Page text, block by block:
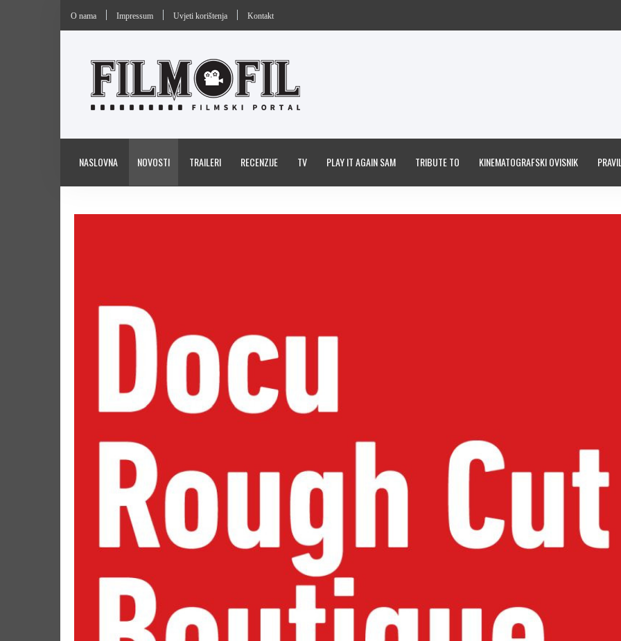
O nama Impressum Uvjeti korištenja Kontakt
NASLOVNA NOVOSTI TRAILERI RECENZIJE TV PLAY IT AGAIN SAM TRIBUTE TO KINEMATOGRAFSKI OVISNIK